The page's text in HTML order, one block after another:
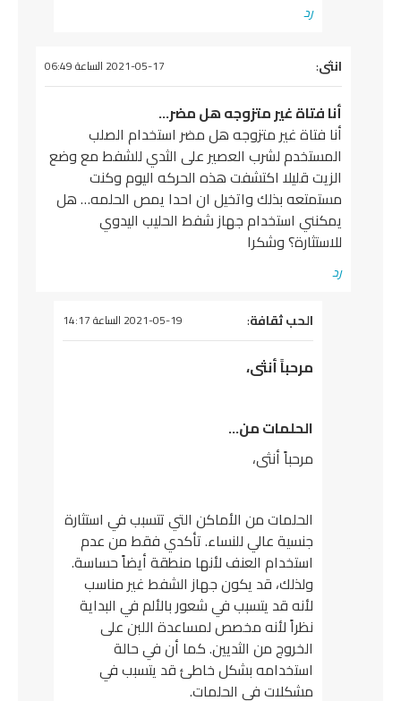
رد
يقول
انثى: 2021-05-17 الساعة 06:49
أنا فتاة غير متزوجه هل مضر…
أنا فتاة غير متزوجه هل مضر استخدام الصلب
المستخدم لشرب العصير على الثدي للشفط مع وضع
الزيت قليلا اكتشفت هذه الحركه اليوم وكنت
مستمتعه بذلك واتخيل ان احدا يمص الحلمه… هل
يمكنني استخدام جهاز شفط الحليب اليدوي
للاستثارة؟ وشكرا
رد
يقول
الحب ثقافة: 2021-05-19 الساعة 14:17
مرحباً أنثى،
الحلمات من…
مرحباً أنثى،
الحلمات من الأماكن التي تتسبب في استثارة
جنسية عالي للنساء. تأكدي فقط من عدم
استخدام العنف لأنها منطقة أيضاً حساسة.
ولذلك، قد يكون جهاز الشفط غير مناسب
لأنه قد يتسبب في شعور بالألم في البداية
نظراً لأنه مخصص لمساعدة اللبن على
الخروج من الثديين. كما أن في حالة
استخدامه بشكل خاطئ قد يتسبب في
مشكلات في الحلمات.